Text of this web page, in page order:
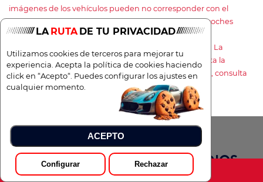
imágenes de los vehículos pueden no corresponder con el
modelo ofertado. 3. Las ofertas y precios de nuestros coches
están sujetos a disponibilidad de las campañas de los
proveedores. 4. Cambio de neumáticos obligatorios. 5. La
información de está página web no es vinculante hasta la
formalización del contrato. 6. Para entrega a domicilio, consulta
con tu asesor comercial si incluye algún sobrecoste.
TOTAL RENTING EN LOS MEDIOS.
LA RUTA DE TU PRIVACIDAD
Utilizamos cookies de terceros para mejorar tu
experiencia. Acepta la política de cookies haciendo
click en “Acepto“. Puedes configurar los ajustes en
cualquier momento.
ACEPTO
Configurar Rechazar